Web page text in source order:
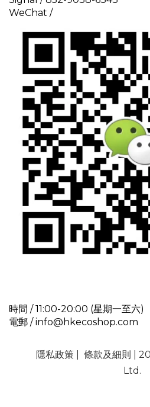
WeChat /
時間 / 11:00-20:00 (星期一至六)
電郵 / info@hkecoshop.com
隱私政策| 條款及細則 |
Ltd.